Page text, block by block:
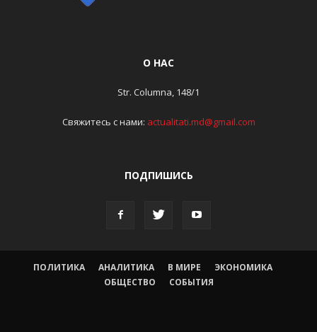
О НАС
Str. Columna, 148/1
Свяжитесь с нами: actualitati.md@gmail.com
ПОДПИШИСЬ
ПОЛИТИКА АНАЛИТИКА В МИРЕ
ЭКОНОМИКА
ОБЩЕСТВО
СОБЫТИЯ